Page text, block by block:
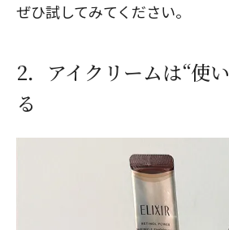
ぜひ試してみてください。
2．アイクリームは“使
る